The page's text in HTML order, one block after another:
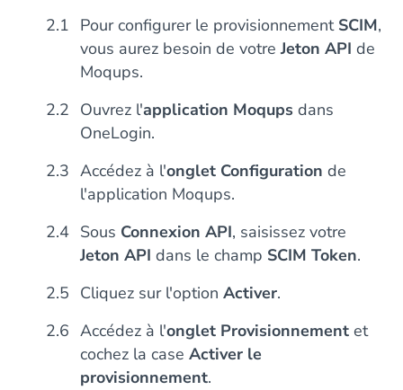
Pour configurer le provisionnement SCIM,
vous aurez besoin de votre Jeton API de
Moqups.
Ouvrez l'application Moqups dans
OneLogin.
Accédez à l'onglet Configuration de
l'application Moqups.
Sous Connexion API, saisissez votre
Jeton API dans le champ SCIM Token.
Cliquez sur l'option Activer.
Accédez à l'onglet Provisionnementet
cochez la case Activer le
provisionnement.